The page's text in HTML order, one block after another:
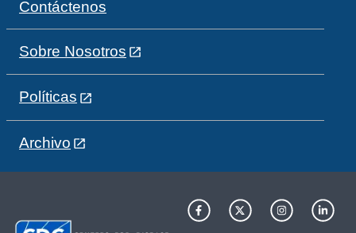
Contáctenos
Sobre Nosotros
Políticas
Archivo